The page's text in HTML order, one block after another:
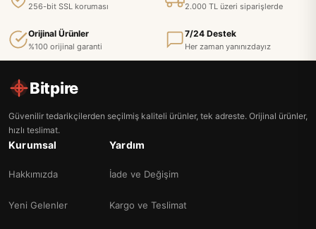
256-bit SSL koruması 2.000 TL üzeri siparişlerde
Orijinal Ürünler
%100 orijinal garanti
7/24 Destek
Her zaman yanınızdayız
Bitpire
Güvenilir tedarikçilerden seçilmiş kaliteli ürünler, tek adreste. Orijinal ürünler,
hızlı teslimat.
Kurumsal
Hakkımızda
Yeni Gelenler
Yardım
İade ve Değişim
Kargo ve Teslimat